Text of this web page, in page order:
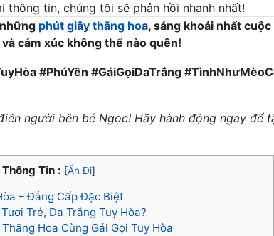
thông tin, chúng tôi sẽ phản hồi nhanh nhất!
phút giây thăng hoa, sảng khoái nhất
cảm xúc không thể nào quên!
#PhúYên #GáiGọiDaTrắng
người bên bé Ngọc! Hãy hành động ngay để
Tin : [Ẩn Đi]
– Đẳng Cấp Đặc Biệt
Trẻ, Da Trắng Tuy Hòa?
Hoa Cùng Gái Gọi Tuy Hòa